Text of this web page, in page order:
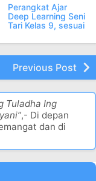
Perangkat Ajar
Deep Learning Seni
Tari Kelas 9, sesuai
Previous Post
Tuladha Ing
,- Di depan
dan di